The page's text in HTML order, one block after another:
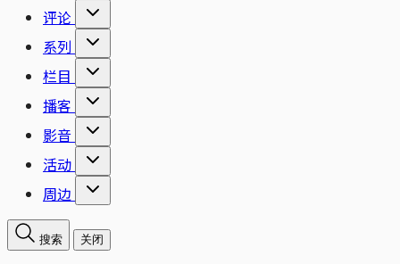
评论
系列
栏目
播客
影音
活动
周边
搜索 关闭